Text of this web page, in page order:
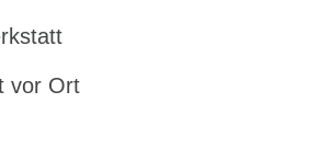
vor Ort